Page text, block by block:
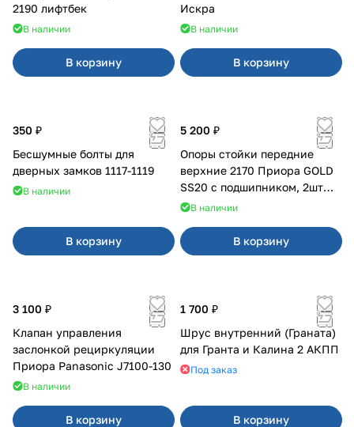
2190 лифтбек
В наличии
В корзину
Искра
В наличии
В корзину
350 ₽
Бесшумные болты для
дверных замков 1117-1119
В наличии
В корзину
5 200 ₽
Опоры стойки передние
верхние 2170 Приора GOLD
SS20 с подшипником, 2шт
10116
В наличии
В корзину
3 100 ₽
Клапан управления
заслонкой рециркуляции
Приора Panasonic J7100-130
В наличии
В корзину
1 700 ₽
Шрус внутренний (Граната)
для Гранта и Калина 2 АКПП
Под заказ
В корзину